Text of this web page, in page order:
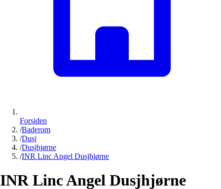
Forsiden
/Baderom
/Dusj
/Dusjhjørne
/INR Linc Angel Dusjhjørne
INR Linc Angel Dusjhjørne